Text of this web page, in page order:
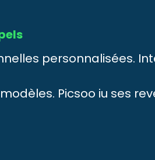
personnalisées.
Picsoo iu ses